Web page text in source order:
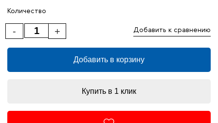
Количество
+
- Добавить к сравнению
Добавить в корзину
Купить в 1 клик